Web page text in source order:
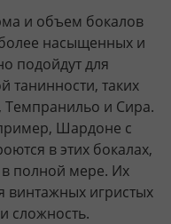
и объем бокалов
насыщенных и
подойдут для
танинности, таких
и Сира.
Шардоне с
в этих бокалах,
полной мере. Их
винтажных игристых
сложность.